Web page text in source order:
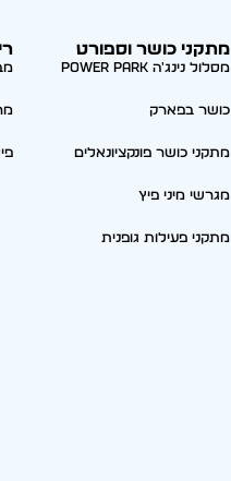
מתקני כושר וספורט
מסלול נינג'ה Power park
כושר בפארק
מתקני כושר פונקציונאלים
מגרשי מיני פיץ
מתקני פעילות גופנית